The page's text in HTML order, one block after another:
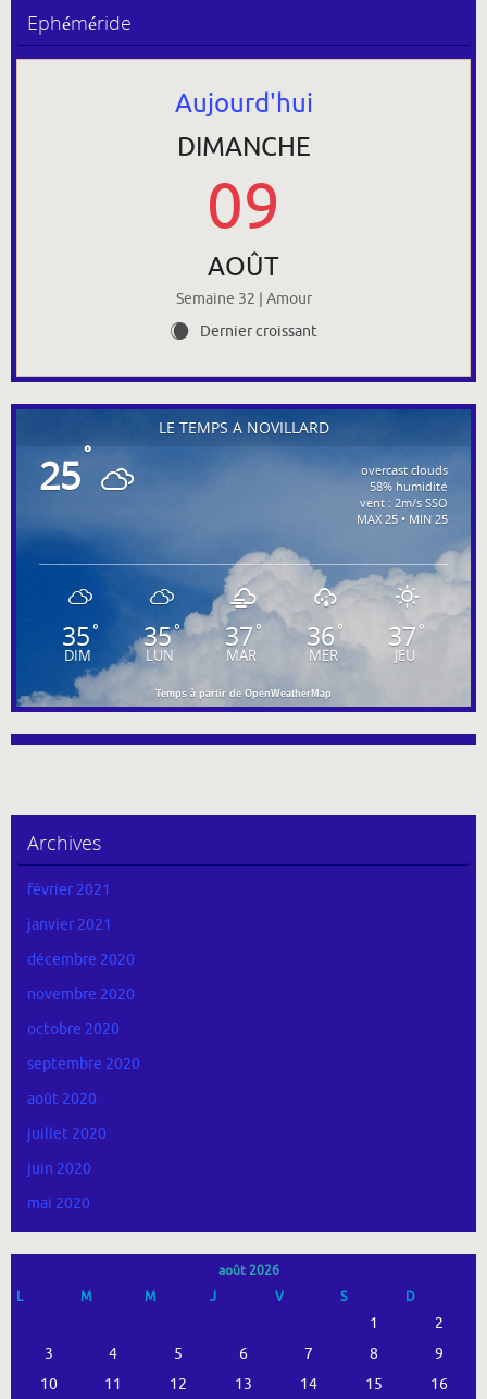
Ephéméride
Aujourd'hui
DIMANCHE
09
AOÛT
Semaine 32 | Amour
X Dernier croissant
LE TEMPS À NOVILLARD
25°
overcast clouds
58% humidité
vent : 2m/s SSO
MAX 25 • MIN 25
35°
DIM
35°
LUN
37°
MAR
36°
MER
37 °
JEU
Temps à partir de OpenWeatherMap
Archives
février 2021
janvier 2021
décembre 2020
novembre 2020
octobre 2020
septembre 2020
août 2020
juillet 2020
juin 2020
mai 2020
août 2026
L
M M J V S D
1
2
3
4 5 6 7 8
9
10
11 12 13 14 15 16